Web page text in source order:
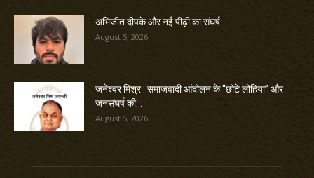
अभिजीत दीपके और नई पीढ़ी का संघर्ष
August 5, 2026
जनेश्वर मिश्र : समाजवादी आंदोलन के “छोटे लोहिया” और
जनसंघर्ष की...
August 5, 2026